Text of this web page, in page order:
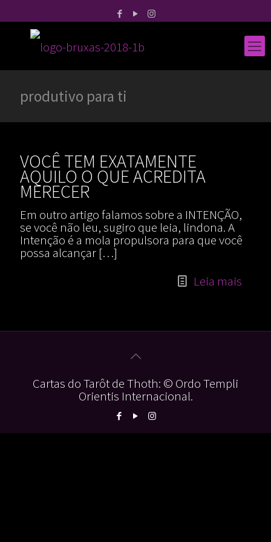
produtivo para ti
VOCÊ TEM EXATAMENTE
AQUILO O QUE ACREDITA
MERECER
Em outro artigo falamos sobre a INTENÇÃO,
se você não leu, sugiro que leia, lindona. A
Intenção é a mola propulsora para que você
possa alcançar […]
Leia mais
Cartas do Tarôt de Thoth: © Ordo Templi
Orientis Internacional.